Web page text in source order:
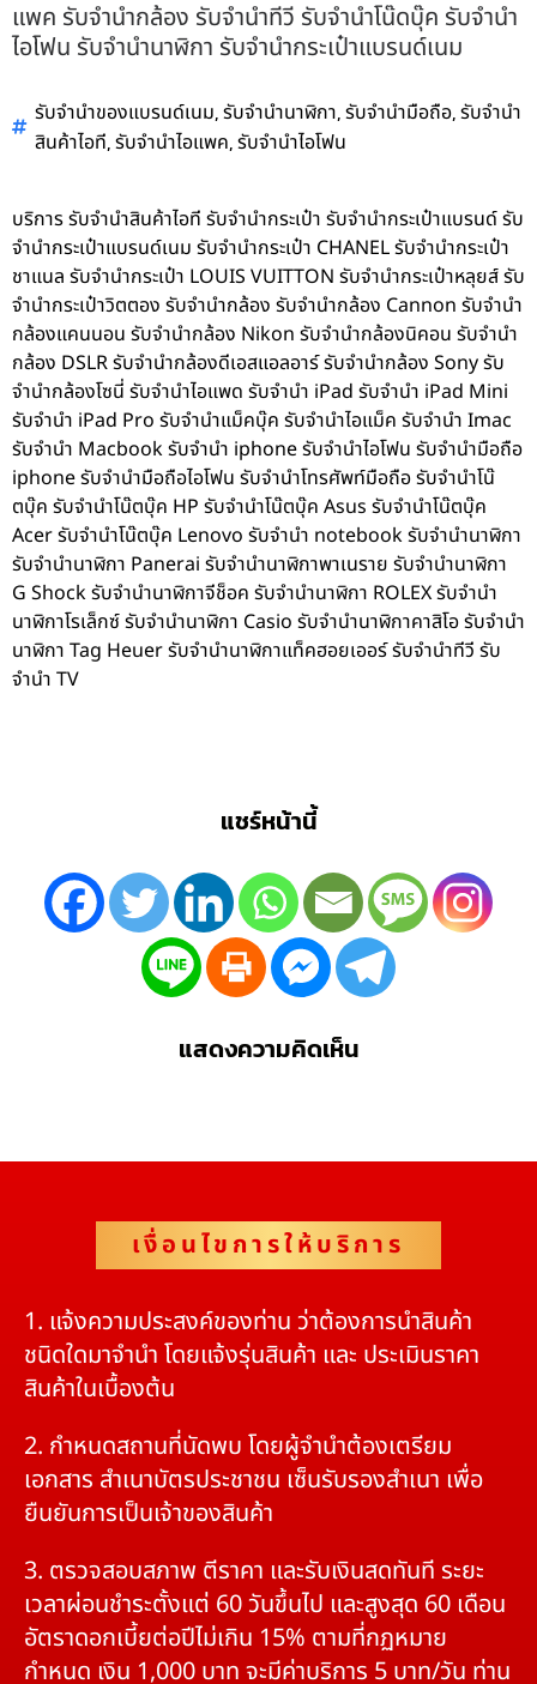
แพค รับจำนำกล้อง รับจำนำทีวี รับจำนำโน๊ดบุ๊ค รับจำนำ
ไอโฟน รับจำนำนาฬิกา รับจำนำกระเป๋าแบรนด์เนม
รับจำนำของแบรนด์เนม,รับจำนำนาฬิกา,รับจำนำมือถือ,รับจำนำ
สินค้าไอที,รับจำนำไอแพค,รับจำนำไอโฟน
บริการ รับจำนำสินค้าไอที รับจำนำกระเป๋า รับจำนำกระเป๋าแบรนด์ รับ
จำนำกระเป๋าแบรนด์เนม รับจำนำกระเป๋า CHANEL รับจำนำกระเป๋า
ชาแนล รับจำนำกระเป๋า LOUIS VUITTON รับจำนำกระเป๋าหลุยส์ รับ
จำนำกระเป๋าวิตตอง รับจำนำกล้อง รับจำนำกล้อง Cannon รับจำนำ
กล้องแคนนอน รับจำนำกล้อง Nikon รับจำนำกล้องนิคอน รับจำนำ
กล้อง DSLR รับจำนำกล้องดีเอสแอลอาร์ รับจำนำกล้อง Sony รับ
จำนำกล้องโซนี่ รับจำนำไอแพด รับจำนำ iPad รับจำนำ iPad Mini
รับจำนำ iPad Pro รับจำนำแม็คบุ๊ค รับจำนำไอแม็ค รับจำนำ Imac
รับจำนำ Macbook รับจำนำ iphone รับจำนำไอโฟน รับจำนำมือถือ
iphone รับจำนำมือถือไอโฟน รับจำนำโทรศัพท์มือถือ รับจำนำโน๊
ตบุ๊ค รับจำนำโน๊ตบุ๊ค HP รับจำนำโน๊ตบุ๊ค Asus รับจำนำโน๊ตบุ๊ค
Acer รับจำนำโน๊ตบุ๊ค Lenovo รับจำนำ notebook รับจำนำนาฬิกา
รับจำนำนาฬิกา Panerai รับจำนำนาฬิกาพาเนราย รับจำนำนาฬิกา
G Shock รับจำนำนาฬิกาจีช็อค รับจำนำนาฬิกา ROLEX รับจำนำ
นาฬิกาโรเล็กซ์ รับจำนำนาฬิกา Casio รับจำนำนาฬิกาคาสิโอ รับจำนำ
นาฬิกา Tag Heuer รับจำนำนาฬิกาแท็คฮอยเออร์ รับจำนำทีวี รับ
จำนำ TV
แชร์หน้านี้
แสดงความคิดเห็น
เงื่อนไขการให้บริการ
1. แจ้งความประสงค์ของท่าน ว่าต้องการนำสินค้า
ชนิดใดมาจำนำ โดยแจ้งรุ่นสินค้า และ ประเมินราคา
สินค้าในเบื้องต้น
2. กำหนดสถานที่นัดพบ โดยผู้จำนำต้องเตรียม
เอกสาร สำเนาบัตรประชาชน เซ็นรับรองสำเนา เพื่อ
ยืนยันการเป็นเจ้าของสินค้า
3. ตรวจสอบสภาพ ตีราคา และรับเงินสดทันที ระยะ
เวลาผ่อนชำระตั้งแต่ 60 วันขึ้นไป และสูงสุด 60 เดือน
อัตราดอกเบี้ยต่อปีไม่เกิน 15% ตามที่กฏหมาย
กำหนด เงิน 1,000 บาท จะมีค่าบริการ 5 บาท/วัน ท่าน